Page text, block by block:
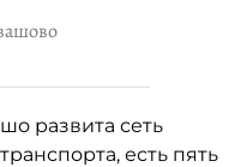
развита сеть
есть пять